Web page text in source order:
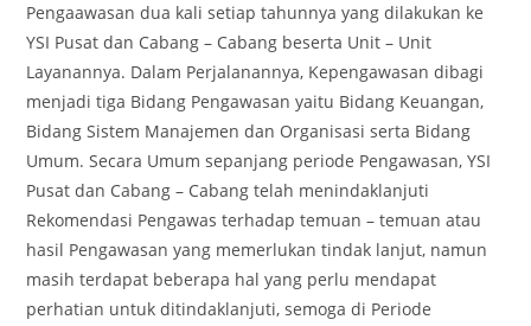
Pengaawasan dua kali setiap tahunnya yang dilakukan ke
YSI Pusat dan Cabang – Cabang beserta Unit – Unit
Layanannya. Dalam Perjalanannya, Kepengawasan dibagi
menjadi tiga Bidang Pengawasan yaitu Bidang Keuangan,
Bidang Sistem Manajemen dan Organisasi serta Bidang
Umum. Secara Umum sepanjang periode Pengawasan, YSI
Pusat dan Cabang – Cabang telah menindaklanjuti
Rekomendasi Pengawas terhadap temuan – temuan atau
hasil Pengawasan yang memerlukan tindak lanjut, namun
masih terdapat beberapa hal yang perlu mendapat
perhatian untuk ditindaklanjuti, semoga di Periode